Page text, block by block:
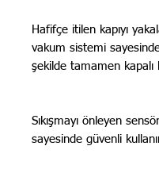
Hafifçe itilen kapıyı
vakum sistemi
şekilde tamamen kapalı
Sıkışmayı önleyen
sayesinde güvenli